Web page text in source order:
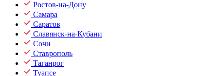
Ростов-на-Дону
Самара
Саратов
Славянск-на-Кубани
Сочи
Ставрополь
Таганрог
Туапсе